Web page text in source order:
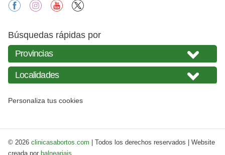
facebookinstagramyoutube
Búsquedas rápidas por
Personaliza tus cookies
© 2026 clinicasabortos.com | Todos los derechos reservados | Website
creada por balneariais